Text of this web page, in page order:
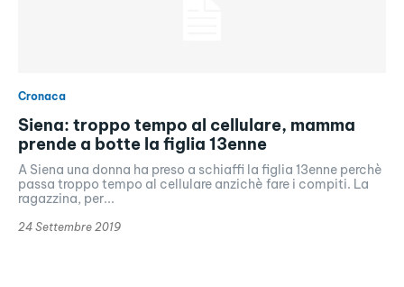
Cronaca
Siena: troppo tempo al cellulare, mamma
prende a botte la figlia 13enne
A Siena una donna ha preso a schiaffi la figlia 13enne perchè
passa troppo tempo al cellulare anzichè fare i compiti. La
ragazzina, per...
24 Settembre 2019